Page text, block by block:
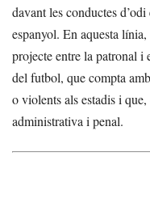
davant les conductes
espanyol. En aquesta
projecte entre la patronal i
del futbol, que compta
o violents als estadis i
administrativa i penal.